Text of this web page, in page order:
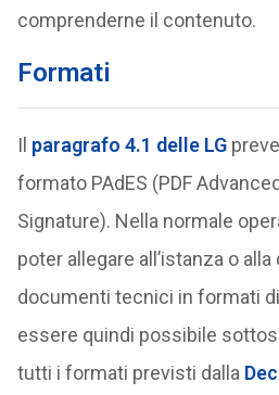
comprenderne il contenuto.
Formati
Il paragrafo 4.1 delle LG
formato PAdES (PDF
Signature). Nella normale
poter allegare all’istanza o
documenti tecnici in formati
essere quindi possibile
tutti i formati previsti dalla